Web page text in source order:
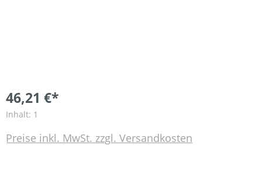
46,21 €*
Inhalt: 1
Preise inkl. MwSt. zzgl. Versandkosten